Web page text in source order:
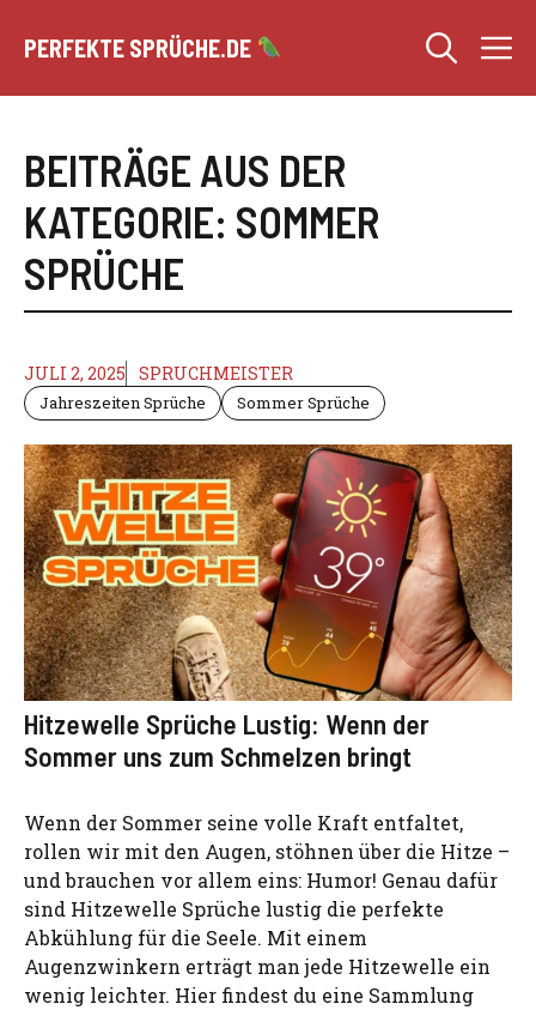
Inhalt
PERFEKTE SPRÜCHE.DE
BEITRÄGE AUS DER
KATEGORIE: SOMMER
SPRÜCHE
JULI 2, 2025 SPRUCHMEISTER
Jahreszeiten Sprüche Sommer Sprüche
Hitzewelle Sprüche Lustig: Wenn der
Sommer uns zum Schmelzen bringt
Wenn der Sommer seine volle Kraft entfaltet,
rollen wir mit den Augen, stöhnen über die Hitze –
und brauchen vor allem eins: Humor! Genau dafür
sind Hitzewelle Sprüche lustig die perfekte
Abkühlung für die Seele. Mit einem
Augenzwinkern erträgt man jede Hitzewelle ein
wenig leichter. Hier findest du eine Sammlung